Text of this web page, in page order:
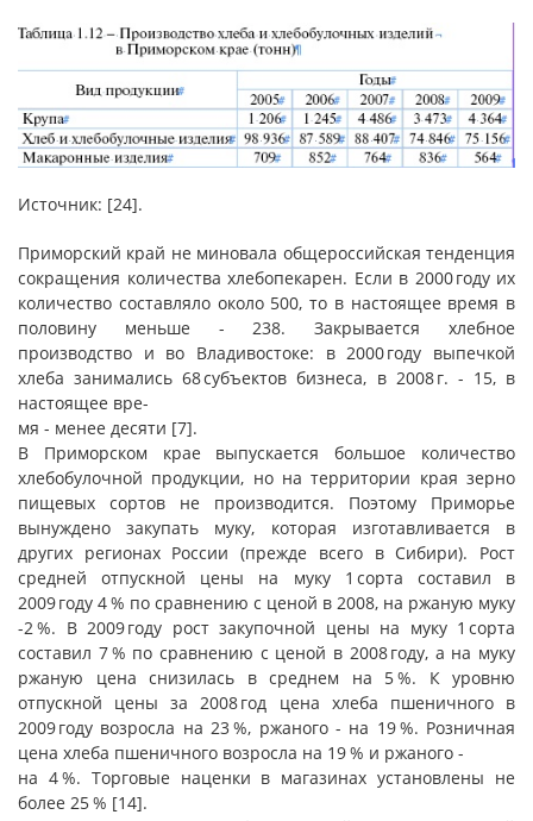
Источник: [24].
Приморский край не миновала общероссийская тенденция
сокращения количества хлебопекарен. Если в 2000 году их
количество составляло около 500, то в настоящее время в
половину меньше - 238. Закрывается хлебное
производство и во Владивостоке: в 2000 году выпечкой
хлеба занимались 68 субъектов бизнеса, в 2008 г. - 15, в
настоящее вре-
мя - менее десяти [7].
В Приморском крае выпускается большое количество
хлебобулочной продукции, но на территории края зерно
пищевых сортов не производится. Поэтому Приморье
вынуждено закупать муку, которая изготавливается в
других регионах России (прежде всего в Сибири). Рост
средней отпускной цены на муку 1 сорта составил в
2009 году 4 % по сравнению с ценой в 2008, на ржаную муку
-2 %. В 2009 году рост закупочной цены на муку 1 сорта
составил 7 % по сравнению с ценой в 2008 году, а на муку
ржаную цена снизилась в среднем на 5 %. К уровню
отпускной цены за 2008 год цена хлеба пшеничного в
2009 году возросла на 23 %, ржаного - на 19 %. Розничная
цена хлеба пшеничного возросла на 19 % и ржаного -
на 4 %. Торговые наценки в магазинах установлены не
более 25 % [14].